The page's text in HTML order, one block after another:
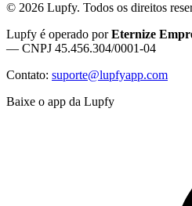
© 2026 Lupfy. Todos os direitos
Lupfy é operado porEternize
— CNPJ 45.456.304/0001-04
Contato: suporte@lupfyapp.com
Baixe o app da Lupfy